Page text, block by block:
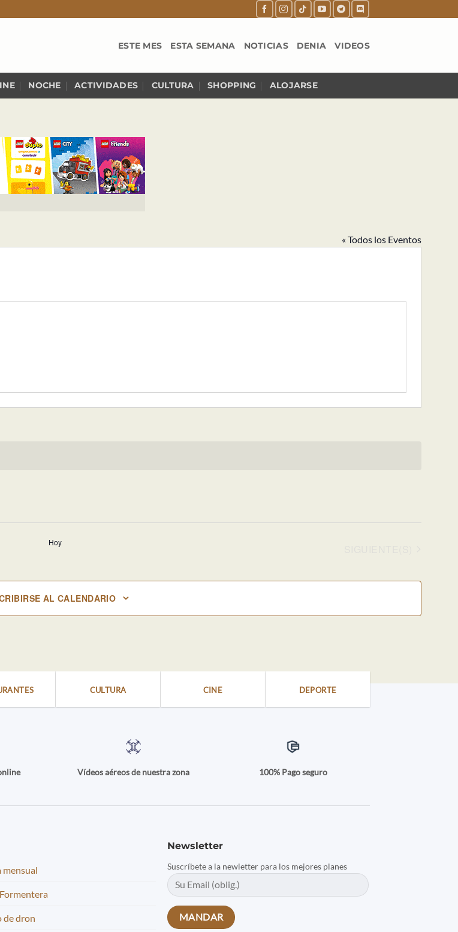
ESTE MES ESTA SEMANA NOTICIAS DENIA VIDEOS
NOCHE ACTIVIDADES CULTURA SHOPPING ALOJARSE
« Todos los Eventos
Hoy
AL CALENDARIO
CULTURA CINE DEPORTE
Vídeos aéreos de nuestra zona 100% Pago seguro
mensual
de dron
Newsletter
Suscríbete a la newletter para los mejores planes